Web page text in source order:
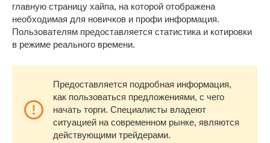
главную страницу хайпа, на которой отображена
необходимая для новичков и профи информация.
Пользователям предоставляется статистика и котировки
в режиме реального времени.
Предоставляется подробная информация,
как пользоваться предложениями, с чего
начать торги. Специалисты владеют
ситуацией на современном рынке, являются
действующими трейдерами.